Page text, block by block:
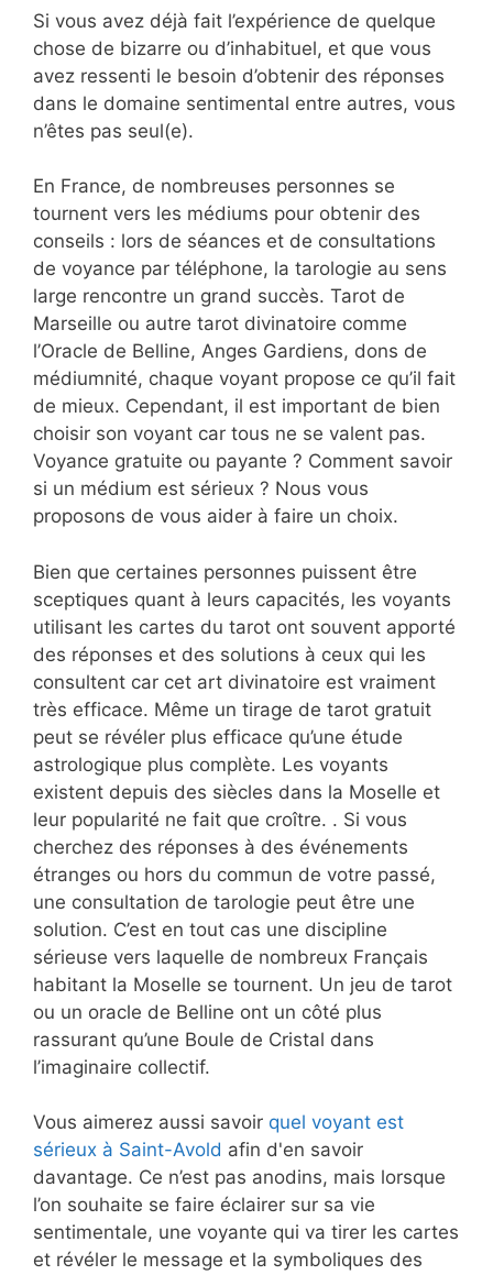
Si vous avez déjà fait l’expérience de quelque
chose de bizarre ou d’inhabituel, et que vous
avez ressenti le besoin d’obtenir des réponses
dans le domaine sentimental entre autres, vous
n’êtes pas seul(e).
En France, de nombreuses personnes se
tournent vers les médiums pour obtenir des
conseils : lors de séances et de consultations
de voyance par téléphone, la tarologie au sens
large rencontre un grand succès. Tarot de
Marseille ou autre tarot divinatoire comme
l’Oracle de Belline, Anges Gardiens, dons de
médiumnité, chaque voyant propose ce qu’il fait
de mieux. Cependant, il est important de bien
choisir son voyant car tous ne se valent pas.
Voyance gratuite ou payante ? Comment savoir
si un médium est sérieux ? Nous vous
proposons de vous aider à faire un choix.
Bien que certaines personnes puissent être
sceptiques quant à leurs capacités, les voyants
utilisant les cartes du tarot ont souvent apporté
des réponses et des solutions à ceux qui les
consultent car cet art divinatoire est vraiment
très efficace. Même un tirage de tarot gratuit
peut se révéler plus efficace qu’une étude
astrologique plus complète. Les voyants
existent depuis des siècles dans la Moselle et
leur popularité ne fait que croître. . Si vous
cherchez des réponses à des événements
étranges ou hors du commun de votre passé,
une consultation de tarologie peut être une
solution. C’est en tout cas une discipline
sérieuse vers laquelle de nombreux Français
habitant la Moselle se tournent. Un jeu de tarot
ou un oracle de Belline ont un côté plus
rassurant qu’une Boule de Cristal dans
l’imaginaire collectif.
Vous aimerez aussi savoir quel voyant est
sérieux à Saint-Avold afin d'en savoir
davantage. Ce n’est pas anodins, mais lorsque
l’on souhaite se faire éclairer sur sa vie
sentimentale, une voyante qui va tirer les cartes
et révéler le message et la symboliques des